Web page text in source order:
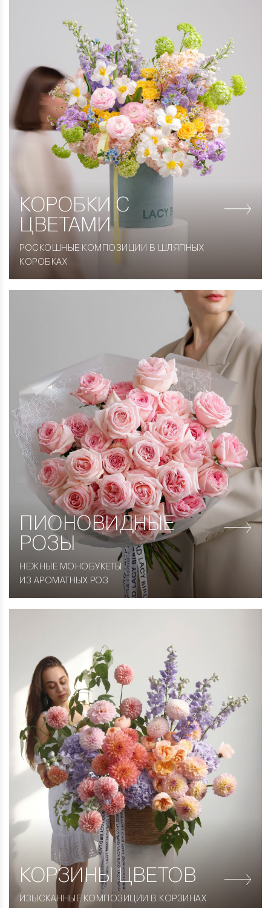
КОРОБКИ С
ЦВЕТАМИ
РОСКОШНЫЕ КОМПОЗИЦИИ В ШЛЯПНЫХ
КОРОБКАХ
ПИОНОВИДНЫЕ
РОЗЫ
НЕЖНЫЕ МОНОБУКЕТЫ
ИЗ АРОМАТНЫХ РОЗ
КОРЗИНЫ ЦВЕТОВ
ИЗЫСКАННЫЕ КОМПОЗИЦИИ В КОРЗИНАХ